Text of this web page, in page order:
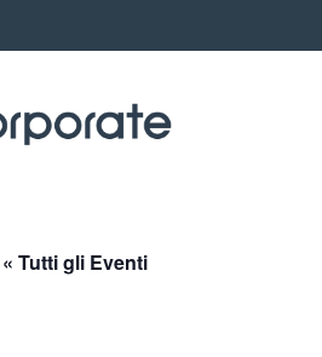
« Tutti gli Eventi